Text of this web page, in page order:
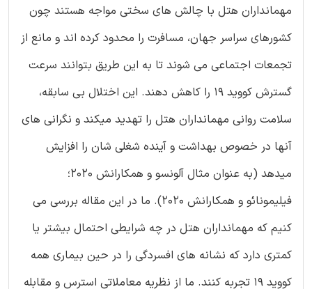
مهمانداران هتل با چالش های سختی مواجه هستند چون
کشورهای سراسر جهان، مسافرت را محدود کرده اند و مانع از
تجمعات اجتماعی می شوند تا به این طریق بتوانند سرعت
گسترش کووید 19 را کاهش دهند. این اختلال بی سابقه،
سلامت روانی مهمانداران هتل را تهدید میکند و نگرانی های
آنها در خصوص بهداشت و آینده شغلی شان را افزایش
میدهد (به عنوان مثال آلونسو و همکارانش 2020؛
فیلیمونائو و همکارانش 2020). ما در این مقاله بررسی می
کنیم که مهمانداران هتل در چه شرایطی احتمال بیشتر یا
کمتری دارد که نشانه های افسردگی را در حین بیماری همه
کووید 19 تجربه کنند. ما از نظریه معاملاتی استرس و مقابله